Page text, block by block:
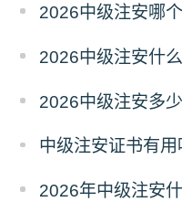
2026中级注安多
中级注安证书有用